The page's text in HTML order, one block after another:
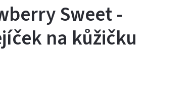
Sweet -
na kůžičku